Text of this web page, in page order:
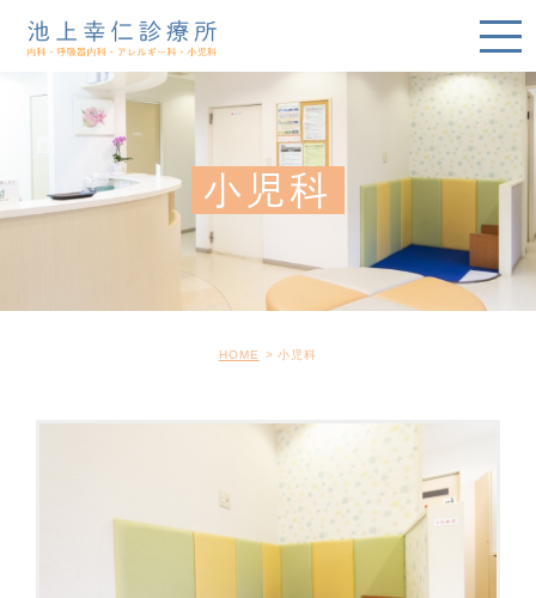
小児科
HOME 小児科